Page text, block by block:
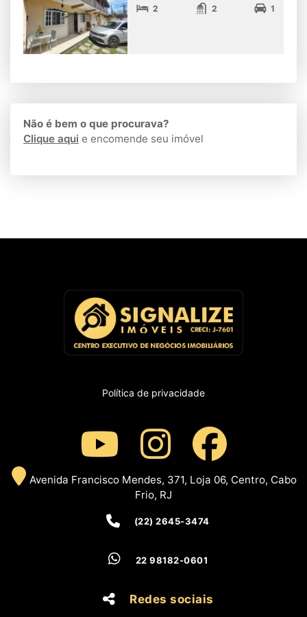
2 2 1
Não é bem o que procurava?
Clique aqui e encomende seu imóvel
Política de privacidade
Avenida Francisco Mendes, 371, Loja 06, Centro, Cabo
Frio, RJ
(22) 2645-3474
22 98182-0601
Redes sociais